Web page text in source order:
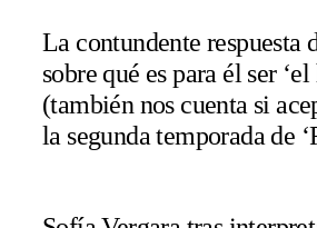
La contundente respuesta
sobre qué es para él ser
(también nos cuenta si
la segunda temporada de